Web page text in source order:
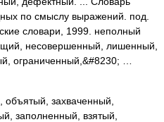
по смыслу выражений. под.
словари, 1999. неполный
несовершенный, лишенный,
ограниченный,&#8230; …
захваченный,
заполненный, взятый,